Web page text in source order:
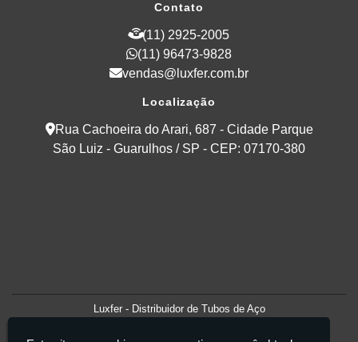
Contato
(11) 2925-2005
(11) 96473-9828
vendas@luxfer.com.br
Localização
Rua Cachoeira do Arari, 687 - Cidade Parque
São Luiz - Guarulhos / SP - CEP: 07170-380
Luxfer - Distribuidor de Tubos de Aço